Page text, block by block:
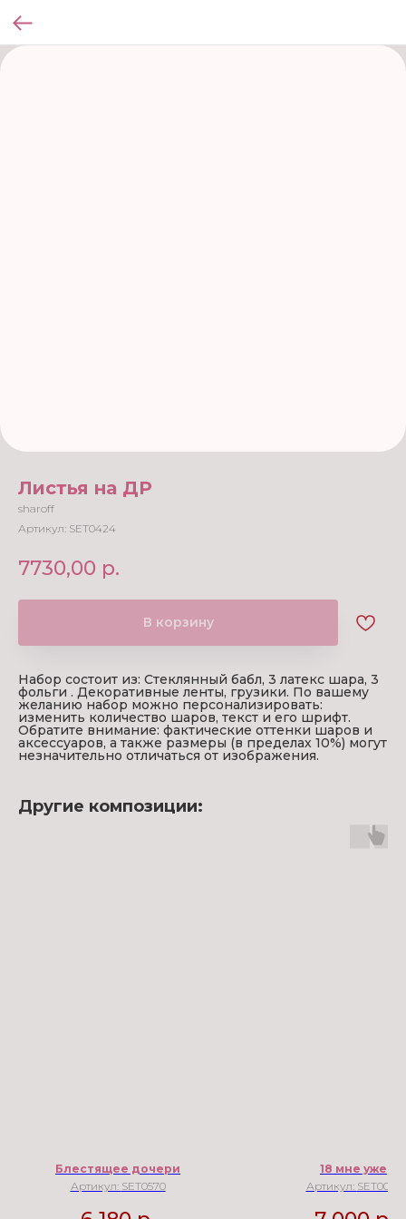
Листья на ДР
sharoff
Артикул: SET0424
7730,00 р.
В корзину
Набор состоит из: Стеклянный бабл, 3 латекс шара, 3
фольги . Декоративные ленты, грузики. По вашему
желанию набор можно персонализировать:
изменить количество шаров, текст и его шрифт.
Обратите внимание: фактические оттенки шаров и
аксессуаров, а также размеры (в пределах 10%) могут
незначительно отличаться от изображения.
Другие композиции:
Блестящее дочери
Артикул: SET0570
18 мне уже
Артикул: SET0085